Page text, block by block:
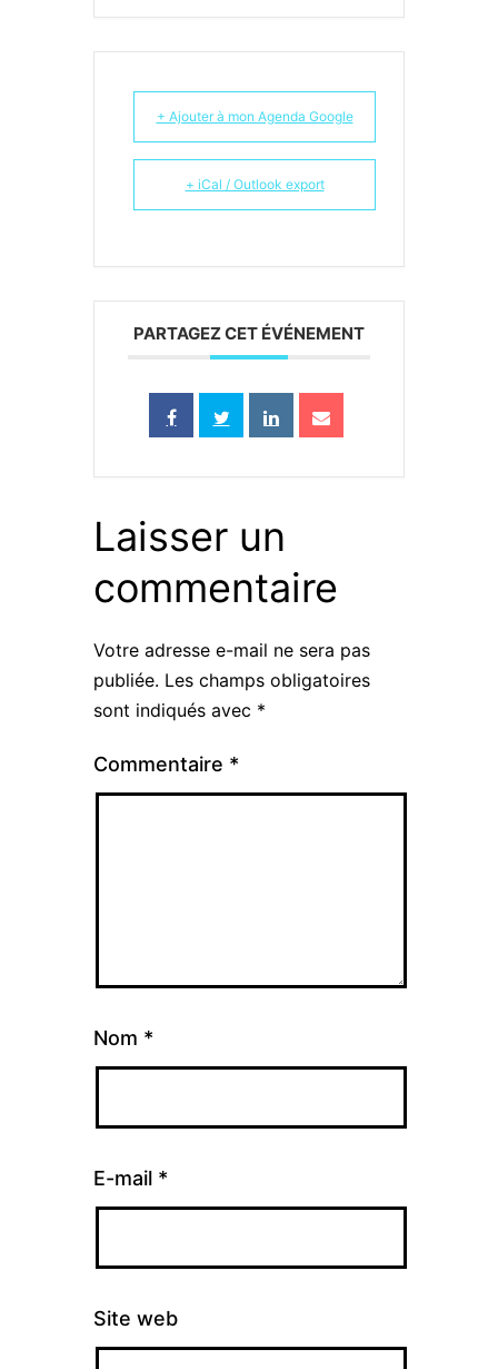
+ Ajouter à mon Agenda Google
+ iCal / Outlook export
PARTAGEZ CET ÉVÉNEMENT
Laisser un
commentaire
Votre adresse e-mail ne sera pas
publiée. Les champs obligatoires
sont indiqués avec *
Commentaire *
Nom *
E-mail *
Site web